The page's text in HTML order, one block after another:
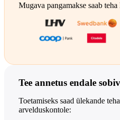
Mugava pangamakse saab
Tee annetus endale
Toetamiseks saad ülekande
arvelduskontole: